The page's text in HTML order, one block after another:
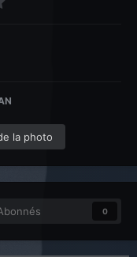
la photo
0